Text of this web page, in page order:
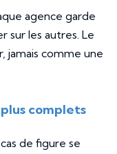
agence garde
sur les autres. Le
jamais comme une
complets
de figure se